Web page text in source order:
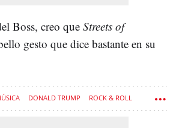
Boss, creo que Streets of
gesto que dice bastante en su
DONALD TRUMP ROCK & ROLL